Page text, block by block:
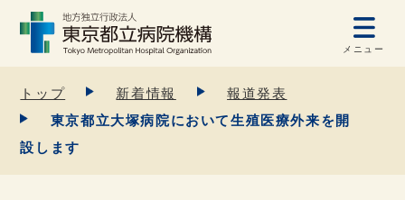
メニュー
トップ 新着情報
報道発表
東京都立大塚病院において生殖医療外来を開
設します